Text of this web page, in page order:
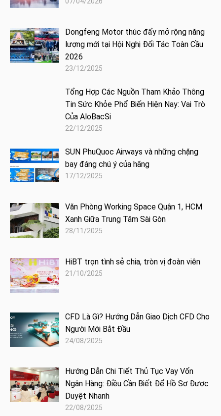
Dongfeng Motor thúc đẩy mở rộng năng
lượng mới tại Hội Nghị Đối Tác Toàn Cầu
2026
23/12/2025
Tổng Hợp Các Nguồn Tham Khảo Thông
Tin Sức Khỏe Phổ Biến Hiện Nay: Vai Trò
Của AloBacSi
22/12/2025
SUN PhuQuoc Airways và những chặng
bay đáng chú ý của hãng
17/12/2025
Văn Phòng Working Space Quận 1, HCM
Xanh Giữa Trung Tâm Sài Gòn
28/11/2025
HiBT trọn tình sẻ chia, tròn vị đoàn viên
21/10/2025
CFD Là Gì? Hướng Dẫn Giao Dịch CFD Cho
Người Mới Bắt Đầu
24/08/2025
Hướng Dẫn Chi Tiết Thủ Tục Vay Vốn
Ngân Hàng: Điều Cần Biết Để Hồ Sơ Được
Duyệt Nhanh
22/08/2025